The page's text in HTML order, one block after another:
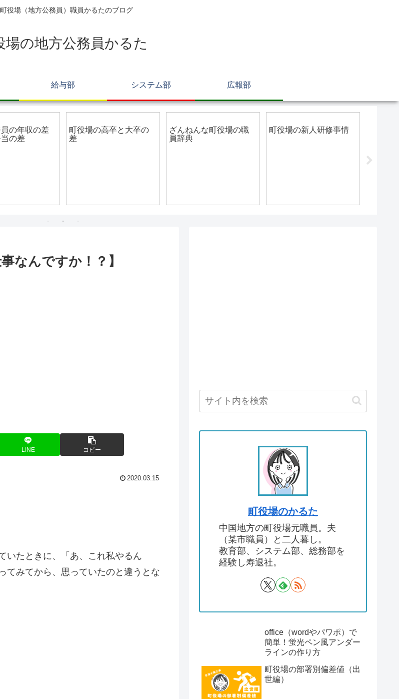
役場（地方公務員）職員かるたのブログ
場の地方公務員かるた
給与部 システム部 広報部
の年収の差
の差
町役場の高卒と大卒の
差
ざんねんな町役場の職
員辞典
町役場の新人研修事情
なんですか！？】
LINE コピー
2020.03.15
いたときに、「あ、これ私やるん
てみてから、思っていたのと違うとな
町役場のかるた
中国地方の町役場元職員。夫
（某市職員）と二人暮し。
教育部、システム部、総務部を
経験し寿退社。
office（wordやパワポ）で
簡単！蛍光ペン風アンダー
ラインの作り方
町役場の部署別偏差値（出
世編）